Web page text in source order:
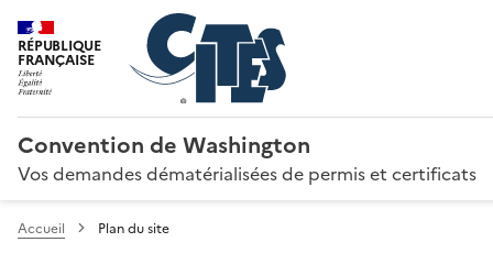
RÉPUBLIQUE
FRANÇAISE
Convention de Washington
Vos demandes dématérialisées de permis et certificats
Accueil Plan du site